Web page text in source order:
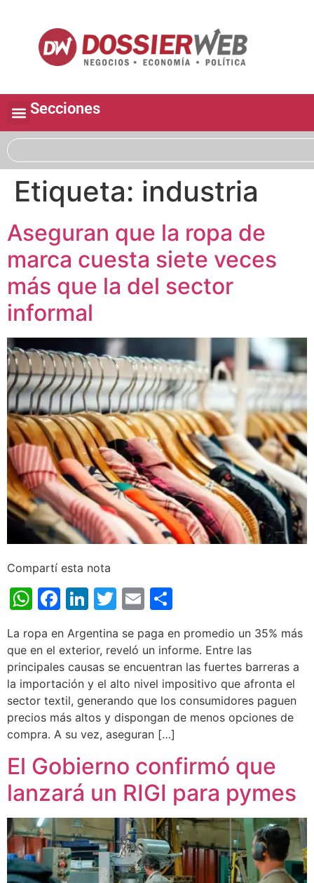
Secciones
Etiqueta: industria
Aseguran que la ropa de
marca cuesta siete veces
más que la del sector
informal
Compartí esta nota
WhatsApp
Facebook
LinkedIn
Twitter
Email
La ropa en Argentina se paga en promedio un 35% más
que en el exterior, reveló un informe. Entre las
principales causas se encuentran las fuertes barreras a
la importación y el alto nivel impositivo que afronta el
sector textil, generando que los consumidores paguen
precios más altos y dispongan de menos opciones de
compra. A su vez, aseguran […]
El Gobierno confirmó que
lanzará un RIGI para pymes